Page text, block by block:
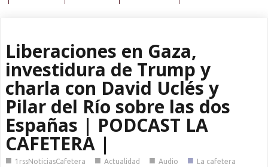
Liberaciones en Gaza,
investidura de Trump y
charla con David Uclés y
Pilar del Río sobre las dos
Españas | PODCAST LA
CAFETERA |
■ 1rssNoticiasCafetera ■ Actualidad ■ Audio ■ La cafetera